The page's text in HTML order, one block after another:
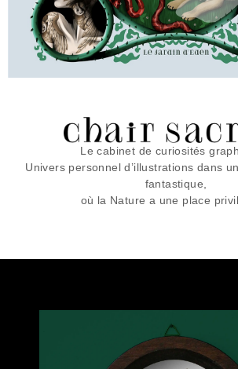
Le cabinet de curiosités
Univers personnel d’illustrations dans
fantastique,
où la Nature a une place